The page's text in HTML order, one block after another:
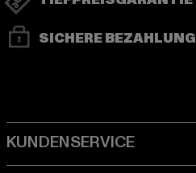
SICHERE BEZAHLUNG